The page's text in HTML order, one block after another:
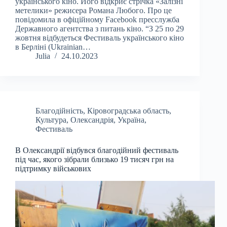
метелики» режисера Романа Любого. Про це
повідомила в офіційному Facebook пресслужба
Державного агентства з питань кіно. “З 25 по 29
жовтня відбудеться Фестиваль українського кіно
в Берліні (Ukrainian…
Julia
24.10.2023
Благодійність, Кіровоградська область,
Культура, Олександрія, Україна,
Фестиваль
В Олександрії відбувся благодійний фестиваль
під час, якого зібрали близько 19 тисяч грн на
підтримку військових